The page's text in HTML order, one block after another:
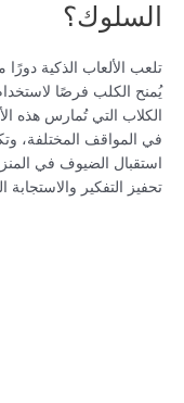
السلوك؟
تلعب الألعاب الذكية
يُمنح الكلب فرصًا
الكلاب التي تُمارس هذه
في المواقف المختلفة،
استقبال الضيوف في
تحفيز التفكير والاستجابة